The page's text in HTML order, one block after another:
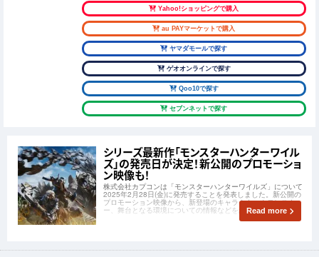
Yahoo!ショッピングで購入
au PAYマーケットで購入
ヤマダモールで探す
ゲオオンラインで探す
Qoo10で探す
セブンネットで探す
シリーズ最新作「モンスターハンターワイル
ズ」の発売日が決定！新公開のプロモーショ
ン映像も！
株式会社カプコンは「モンスターハンターワイルズ」について
2025年2月28日(金)に発売することを発表しました。新公開の
プロモーション映像から、新登場のキャラクターやモンスタ
ー、舞台となる環境についての情報などを紹介します。
Read more